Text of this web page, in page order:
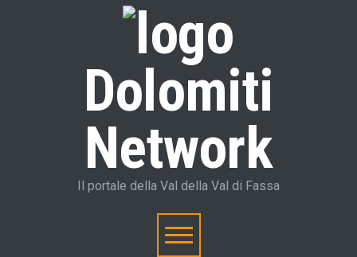
Dolomiti
Network
Il portale della Val della Val di Fassa